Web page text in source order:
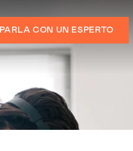
PARLA CON UN ESPERTO